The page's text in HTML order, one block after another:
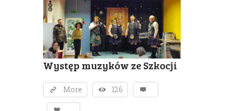
Występ muzyków ze Szkocji
More 126